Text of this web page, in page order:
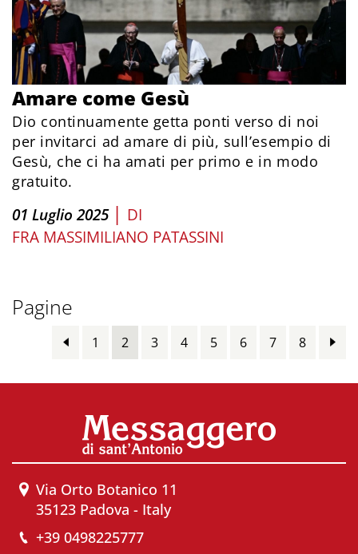
Amare come Gesù
Dio continuamente getta ponti verso di noi
per invitarci ad amare di più, sull’esempio di
Gesù, che ci ha amati per primo e in modo
gratuito.
01 Luglio 2025 | DI
FRA MASSIMILIANO PATASSINI
Pagine
1 2 3 4 5 6 7 8
Via Orto Botanico 11
35123 Padova - Italy
+39 0498225777